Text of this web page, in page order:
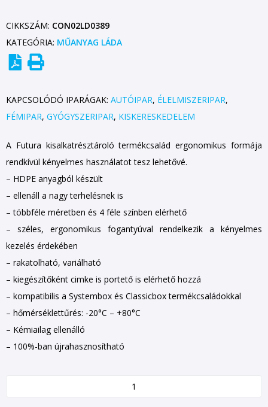
CIKKSZÁM: CON02LD0389
KATEGÓRIA: MŰANYAG LÁDA
KAPCSOLÓDÓ IPARÁGAK: AUTÓIPAR, ÉLELMISZERIPAR,
FÉMIPAR, GYÓGYSZERIPAR, KISKERESKEDELEM
A Futura kisalkatrésztároló termékcsalád ergonomikus formája
rendkívül kényelmes használatot tesz lehetővé.
– HDPE anyagból készült
– ellenáll a nagy terhelésnek is
– többféle méretben és 4 féle színben elérhető
– széles, ergonomikus fogantyúval rendelkezik a kényelmes
kezelés érdekében
– rakatolható, variálható
– kiegészítőként cimke is portető is elérhető hozzá
– kompatibilis a Systembox és Classicbox termékcsaládokkal
– hőmérséklettűrés: -20°C – +80°C
– Kémiailag ellenálló
– 100%-ban újrahasznosítható